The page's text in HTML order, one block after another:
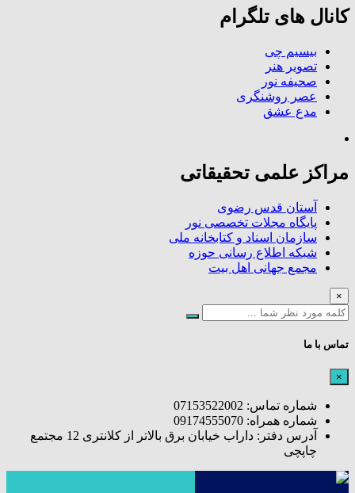
کانال های تلگرام
بیسیم چی
تصویر هنر
صحیفه نور
عصر روشنگری
مدع عشق
مراکز علمی تحقیقاتی
آستان قدس رضوی
پایگاه مجلات تخصصی نور
سازمان اسناد و کتابخانه ملی
شبکه اطلاع رسانی حوزه
مجمع جهانی اهل بیت
×
تماس با ما
×
شماره تماس: 07153522002
شماره همراه: 09174555070
آدرس دفتر: داراب خیابان برق بالاتر از کلانتری 12 مجتمع
چاپچی